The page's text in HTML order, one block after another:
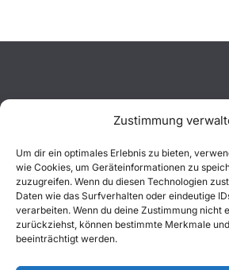
Zustimmung
Um dir ein optimales Erlebnis zu bieten,
wie Cookies, um Geräteinformationen zu
zuzugreifen. Wenn du diesen Technologien
Daten wie das Surfverhalten oder eindeutige
verarbeiten. Wenn du deine Zustimmung nicht
zurückziehst, können bestimmte Merkmale
beeinträchtigt werden.
Aktuelles
Einsätze
Unsere Jugend
Mitglied werden